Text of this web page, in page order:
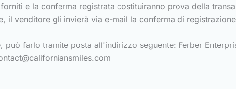
e la conferma registrata costituiranno prova della
il venditore gli invierà via e-mail la conferma di
farlo tramite posta all'indirizzo seguente: Ferber